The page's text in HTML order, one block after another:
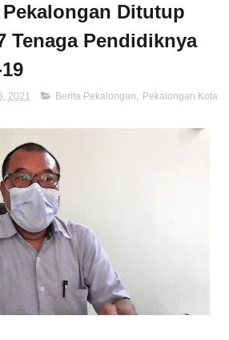
Ditutup
Tenaga Pendidiknya
2021 Berita Pekalongan, Pekalongan Kota